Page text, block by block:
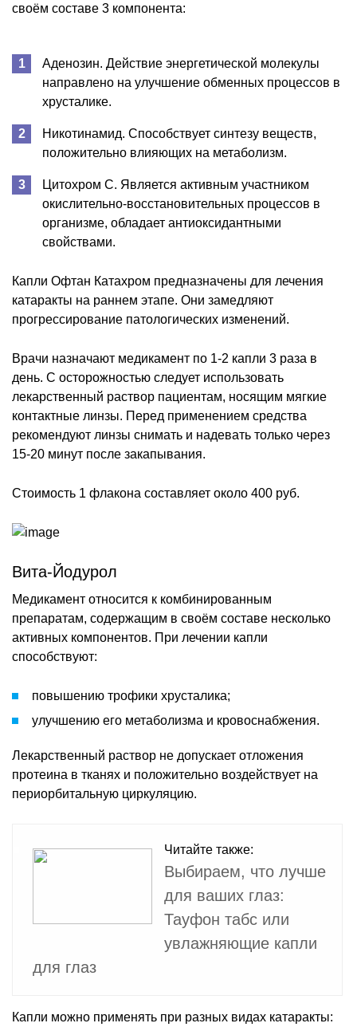
своём составе 3 компонента:
Аденозин. Действие энергетической молекулы
направлено на улучшение обменных процессов в
хрусталике.
Никотинамид. Способствует синтезу веществ,
положительно влияющих на метаболизм.
Цитохром С. Является активным участником
окислительно-восстановительных процессов в
организме, обладает антиоксидантными
свойствами.
Капли Офтан Катахром предназначены для лечения
катаракты на раннем этапе. Они замедляют
прогрессирование патологических изменений.
Врачи назначают медикамент по 1-2 капли 3 раза в
день. С осторожностью следует использовать
лекарственный раствор пациентам, носящим мягкие
контактные линзы. Перед применением средства
рекомендуют линзы снимать и надевать только через
15-20 минут после закапывания.
Стоимость 1 флакона составляет около 400 руб.
Вита-Йодурол
Медикамент относится к комбинированным
препаратам, содержащим в своём составе несколько
активных компонентов. При лечении капли
способствуют:
повышению трофики хрусталика;
улучшению его метаболизма и кровоснабжения.
Лекарственный раствор не допускает отложения
протеина в тканях и положительно воздействует на
периорбитальную циркуляцию.
Читайте также:
Выбираем, что лучше
для ваших глаз:
Тауфон табс или
увлажняющие капли
для глаз
Капли можно применять при разных видах катаракты: